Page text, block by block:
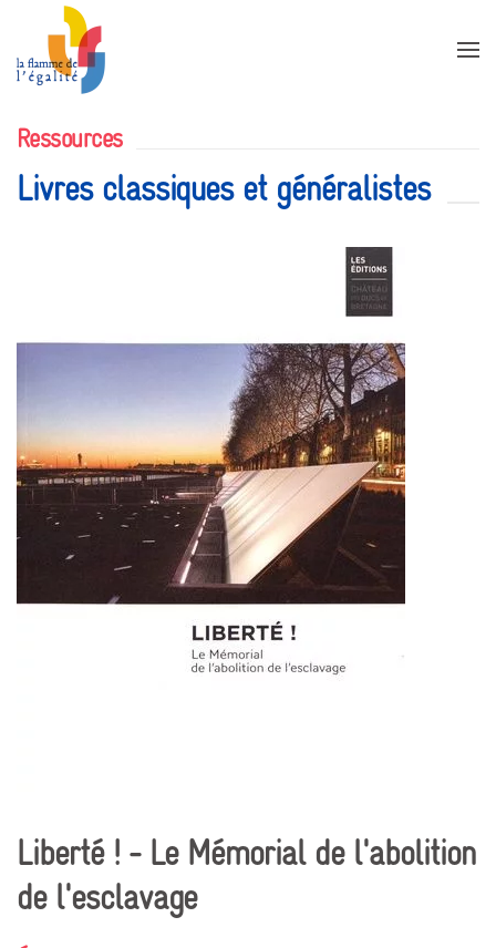
Accéder au contenu principal
Ressources
Livres classiques et généralistes
Liberté ! - Le Mémorial de l'abolition
de l'esclavage